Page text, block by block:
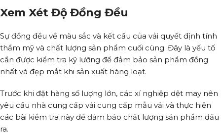
Xem Xét Độ Đồng Đều
Sự đồng đều về màu sắc và kết cấu của vải quyết định tính
thẩm mỹ và chất lượng sản phẩm cuối cùng. Đây là yếu tố
cần được kiểm tra kỹ lưỡng để đảm bảo sản phẩm đồng
nhất và đẹp mắt khi sản xuất hàng loạt.
Trước khi đặt hàng số lượng lớn, các xí nghiệp dệt may nên
yêu cầu nhà cung cấp vải cung cấp mẫu vải và thực hiện
các bài kiểm tra này để đảm bảo chất lượng sản phẩm đầu
ra.